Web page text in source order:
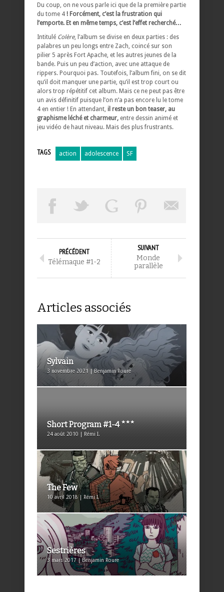
Du coup, on ne vous parle ici que de la première partie
du tome 4 ! Forcément, c’est la frustration qui
l’emporte. Et en même temps, c’est l’effet recherché…
Intitulé Colère, l’album se divise en deux parties : des
palabres un peu longs entre Zach, coincé sur son
pilier 5 après Fort Apache, et les autres jeunes de la
bande. Puis un peu d’action, avec une attaque de
rippers. Pourquoi pas. Toutefois, l’album fini, on se dit
qu’il doit manquer une partie, qu’il est trop court ou
alors trop répétitif cet album. Mais ce ne peut pas être
un avis définitif puisque l’on n’a pas encore lu le tome
4 en entier ! En attendant, il reste un bon teaser, au
graphisme léché et charmeur, entre dessin animé et
jeu vidéo de haut niveau. Mais des plus frustrants.
TAGS action adolescence SF
PRÉCÉDENT
Télémaque #1-2
SUIVANT
Monde
parallèle
Articles associés
Sylvain
3 novembre 2021 | Benjamin Roure
Short Program #1-4 ***
24 août 2010 | Rémi I.
The Few
10 avril 2018 | Rémi I.
Sestrières
3 mars 2017 | Benjamin Roure